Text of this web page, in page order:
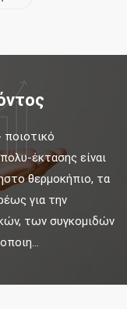
έκτασης είναι
θερμοκήπιο, τα
για την
των συγκομιδών